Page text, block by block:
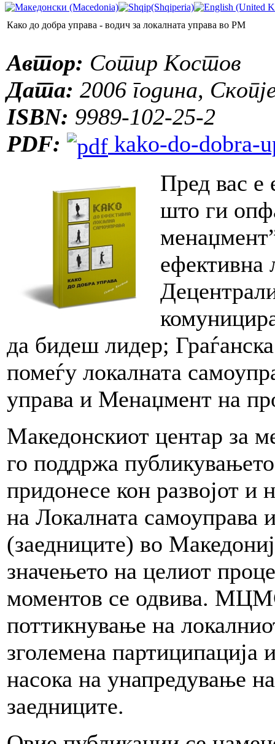
Како до добра управа - водич за локалната управа во РМ
Автор: Сотир Костов
Дата: 2006 година,
ISBN: 9989-102-25-2
PDF:
kako-do-dobra-
Пред вас е
што ги
ефективна
да бидеш лидер;
помеѓу локалната
управа и Менаџмент на
Македонскиот центар за
го поддржа
придонесе кон развојот и
на Локалната самоуправа
(заедниците) во
значењето на целиот
моментов се одвива.
поттикнување на
зголемена партиципација
насока на унапредување
заедниците.